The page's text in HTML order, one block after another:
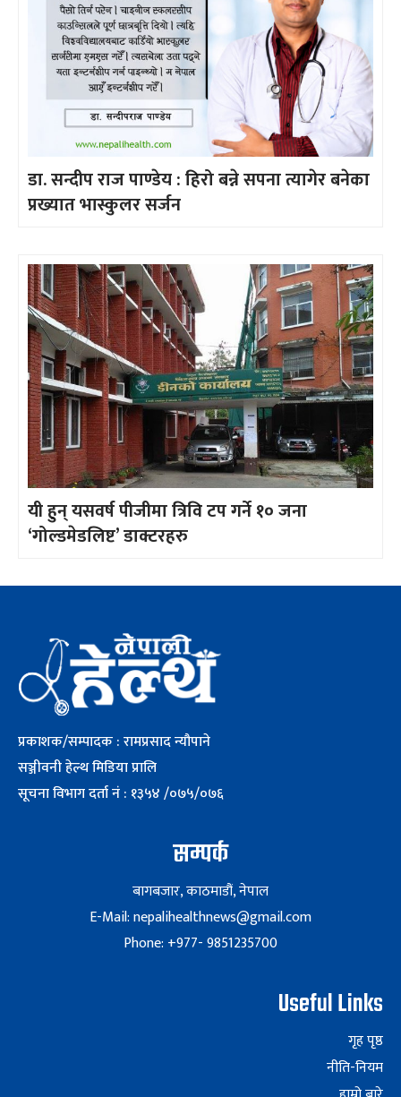
डा. सन्दीप राज पाण्डेय : हिरो बन्ने सपना त्यागेर बनेका
प्रख्यात भास्कुलर सर्जन
यी हुन् यसवर्ष पीजीमा त्रिवि टप गर्ने १० जना
‘गोल्डमेडलिष्ट’ डाक्टरहरु
प्रकाशक/सम्पादक : रामप्रसाद न्यौपाने
सञ्जीवनी हेल्थ मिडिया प्रालि
सूचना विभाग दर्ता नं : १३५४ /०७५/०७६
सम्पर्क
बागबजार, काठमाडौं, नेपाल
E-Mail: nepalihealthnews@gmail.com
Phone: +977- 9851235700
Useful Links
गृह पृष्ठ
नीति-नियम